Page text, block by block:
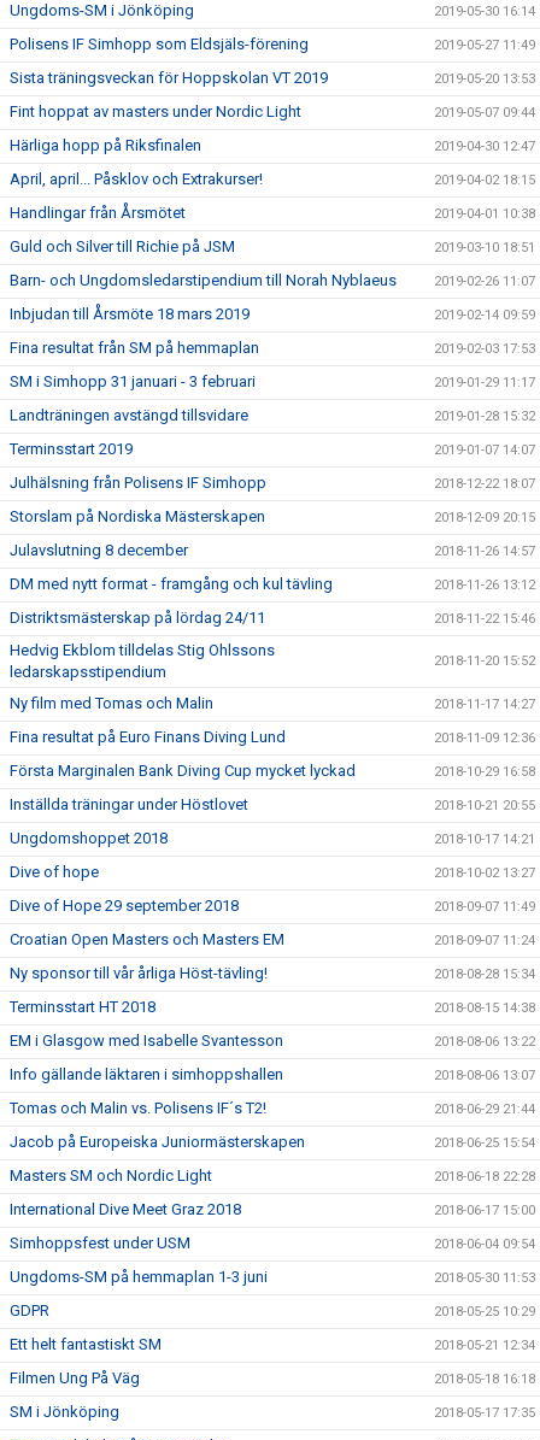
Ungdoms-SM i Jönköping 2019-05-30 16:14
Polisens IF Simhopp som Eldsjäls-förening 2019-05-27 11:49
Sista träningsveckan för Hoppskolan VT 2019 2019-05-20 13:53
Fint hoppat av masters under Nordic Light 2019-05-07 09:44
Härliga hopp på Riksfinalen 2019-04-30 12:47
April, april... Påsklov och Extrakurser! 2019-04-02 18:15
Handlingar från Årsmötet 2019-04-01 10:38
Guld och Silver till Richie på JSM 2019-03-10 18:51
Barn- och Ungdomsledarstipendium till Norah Nyblaeus 2019-02-26 11:07
Inbjudan till Årsmöte 18 mars 2019 2019-02-14 09:59
Fina resultat från SM på hemmaplan 2019-02-03 17:53
SM i Simhopp 31 januari - 3 februari 2019-01-29 11:17
Landträningen avstängd tillsvidare 2019-01-28 15:32
Terminsstart 2019 2019-01-07 14:07
Julhälsning från Polisens IF Simhopp 2018-12-22 18:07
Storslam på Nordiska Mästerskapen 2018-12-09 20:15
Julavslutning 8 december 2018-11-26 14:57
DM med nytt format - framgång och kul tävling 2018-11-26 13:12
Distriktsmästerskap på lördag 24/11 2018-11-22 15:46
Hedvig Ekblom tilldelas Stig Ohlssons
ledarskapsstipendium
2018-11-20 15:52
Ny film med Tomas och Malin 2018-11-17 14:27
Fina resultat på Euro Finans Diving Lund 2018-11-09 12:36
Första Marginalen Bank Diving Cup mycket lyckad 2018-10-29 16:58
Inställda träningar under Höstlovet 2018-10-21 20:55
Ungdomshoppet 2018 2018-10-17 14:21
Dive of hope 2018-10-02 13:27
Dive of Hope 29 september 2018 2018-09-07 11:49
Croatian Open Masters och Masters EM 2018-09-07 11:24
Ny sponsor till vår årliga Höst-tävling! 2018-08-28 15:34
Terminsstart HT 2018 2018-08-15 14:38
EM i Glasgow med Isabelle Svantesson 2018-08-06 13:22
Info gällande läktaren i simhoppshallen 2018-08-06 13:07
Tomas och Malin vs. Polisens IF´s T2! 2018-06-29 21:44
Jacob på Europeiska Juniormästerskapen 2018-06-25 15:54
Masters SM och Nordic Light 2018-06-18 22:28
International Dive Meet Graz 2018 2018-06-17 15:00
Simhoppsfest under USM 2018-06-04 09:54
Ungdoms-SM på hemmaplan 1-3 juni 2018-05-30 11:53
GDPR 2018-05-25 10:29
Ett helt fantastiskt SM 2018-05-21 12:34
Filmen Ung På Väg 2018-05-18 16:18
SM i Jönköping 2018-05-17 17:35